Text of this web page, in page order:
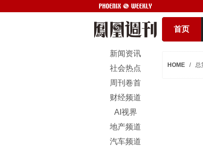
首页
新闻资讯
社会热点
周刊卷首
财经频道
AI视界
地产频道
汽车频道
HOME / 总